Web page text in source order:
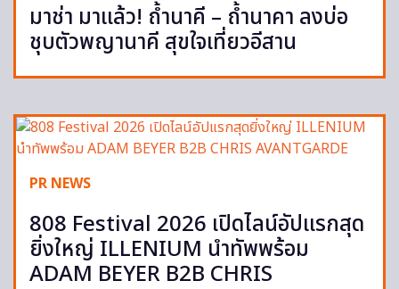
มาช่า มาแล้ว! ถ้ำนาคี – ถ้ำนาคา ลงบ่อ
ชุบตัวพญานาคี สุขใจเที่ยวอีสาน
PR NEWS
808 Festival 2026 เปิดไลน์อัปแรกสุด
ยิ่งใหญ่ ILLENIUM นำทัพพร้อม
ADAM BEYER B2B CHRIS